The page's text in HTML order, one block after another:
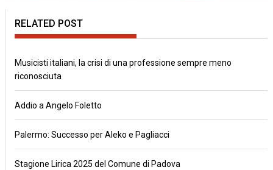
RELATED POST
Musicisti italiani, la crisi di una professione sempre meno
riconosciuta
Addio a Angelo Foletto
Palermo: Successo per Aleko e Pagliacci
Stagione Lirica 2025 del Comune di Padova